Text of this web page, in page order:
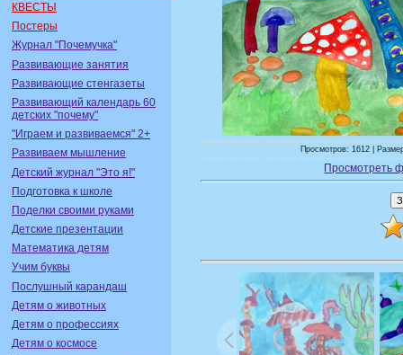
КВЕСТЫ
Постеры
Журнал "Почемучка"
Развивающие занятия
Развивающие стенгазеты
Развивающий календарь 60
детских "почему"
"Играем и развиваемся" 2+
Развиваем мышление
Детский журнал "Это я!"
Подготовка к школе
Поделки своими руками
Детские презентации
Математика детям
Учим буквы
Послушный карандаш
Детям о животных
Детям о профессиях
Детям о космосе
Просмотров: 1612 |
Просмотреть